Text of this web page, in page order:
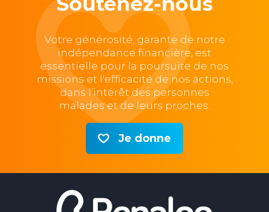
Votre générosité, garante de notre
indépendance financière, est
essentielle pour la poursuite de nos
missions et l'efficacité de nos actions,
dans l’intérêt des personnes
malades et de leurs proches.
Je donne